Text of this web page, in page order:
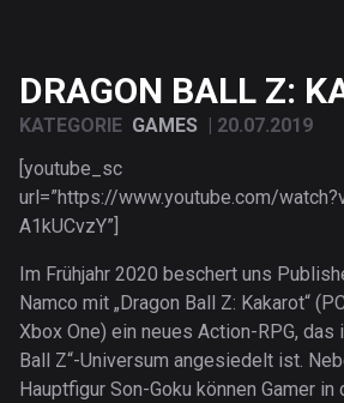
DRAGON BALL Z:
KATEGORIE GAMES
20.07.2019
[youtube_sc
url=”https://www.youtube.com/
A1kUCvzY”]
Im Frühjahr 2020 beschert uns
Namco mit „Dragon Ball Z: Kakarot“
Xbox One) ein neues Action-RPG, das
Ball Z“-Universum angesiedelt ist.
Hauptfigur Son-Goku können Gamer in